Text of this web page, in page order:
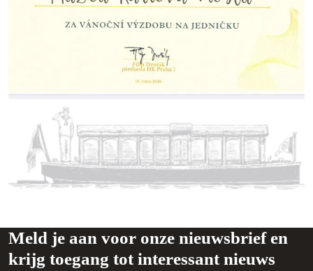
Meld je aan voor onze nieuwsbrief en
krijg toegang tot interessant nieuws